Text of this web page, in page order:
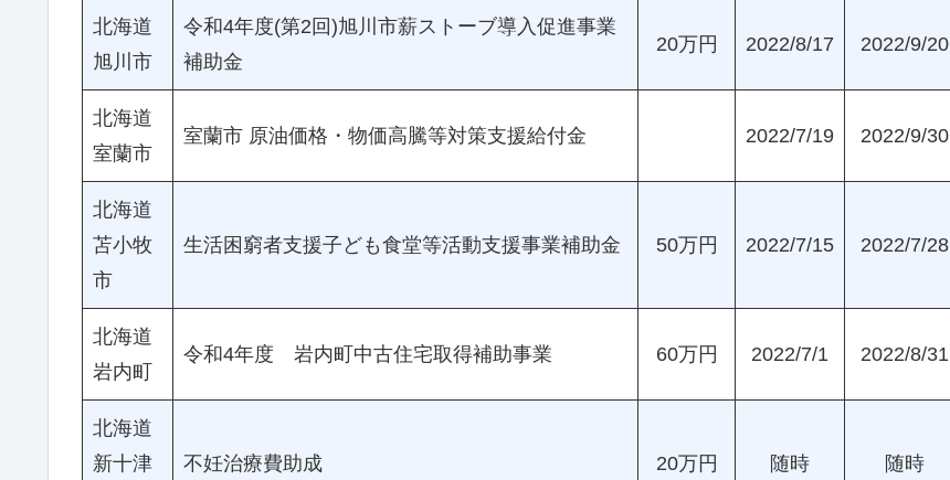
北海道
旭川市
令和4年度(第2回)旭川市薪ストーブ導入促進事業
補助金
20万円 2022/8/17 2022/9/20
北海道
室蘭市
室蘭市 原油価格・物価高騰等対策支援給付金 2022/7/19 2022/9/30
北海道
苫小牧
市
生活困窮者支援子ども食堂等活動支援事業補助金 50万円 2022/7/15 2022/7/28
北海道
岩内町
令和4年度 岩内町中古住宅取得補助事業 60万円 2022/7/1 2022/8/31
北海道
新十津
不妊治療費助成 20万円 随時 随時